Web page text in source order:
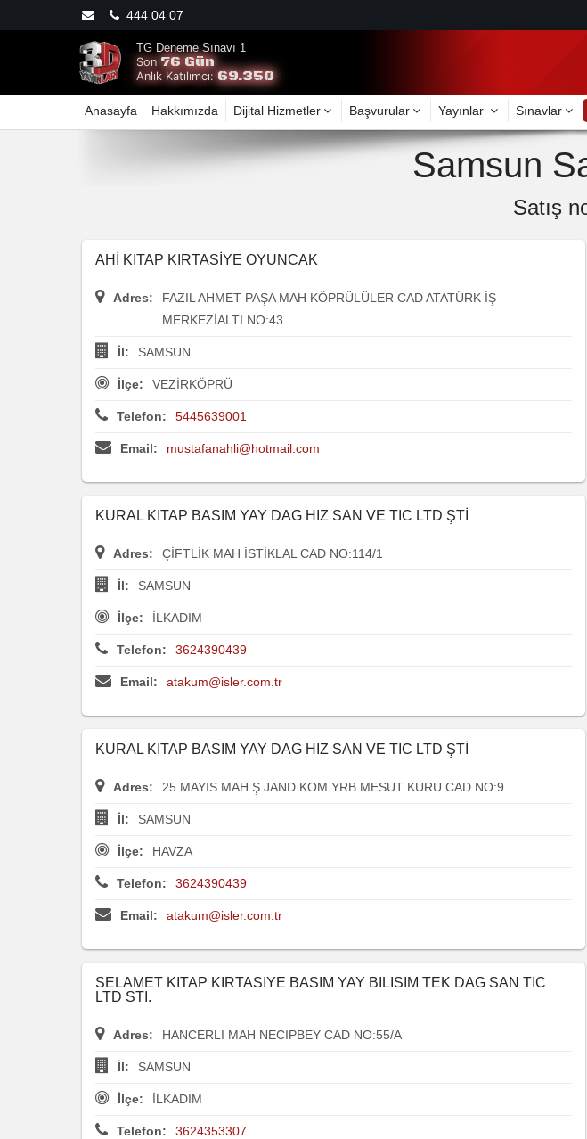
444 04 07
TG Deneme Sınavı 1
Son 76 Gün
Anlık Katılımcı:69.350
Anasayfa Hakkımızda Dijital Hizmetler Başvurular Yayınlar Sınavlar
Samsun
Satış
AHİ KITAP KIRTASİYE OYUNCAK
Adres:
FAZIL AHMET PAŞA MAH KÖPRÜLÜLER CAD ATATÜRK İŞ
MERKEZİALTI NO:43
İl: SAMSUN
İlçe: VEZİRKÖPRÜ
Telefon: 5445639001
Email: mustafanahli@hotmail.com
KURAL KITAP BASIM YAY DAG HIZ SAN VE TIC LTD ŞTİ
Adres: ÇİFTLİK MAH İSTİKLAL CAD NO:114/1
İl: SAMSUN
İlçe: İLKADIM
Telefon: 3624390439
Email: atakum@isler.com.tr
KURAL KITAP BASIM YAY DAG HIZ SAN VE TIC LTD ŞTİ
Adres: 25 MAYIS MAH Ş.JAND KOM YRB MESUT KURU CAD NO:9
İl: SAMSUN
İlçe: HAVZA
Telefon: 3624390439
Email: atakum@isler.com.tr
SELAMET KITAP KIRTASIYE BASIM YAY BILISIM TEK DAG SAN TIC
LTD STI.
Adres: HANCERLI MAH NECIPBEY CAD NO:55/A
İl: SAMSUN
İlçe: İLKADIM
Telefon: 3624353307